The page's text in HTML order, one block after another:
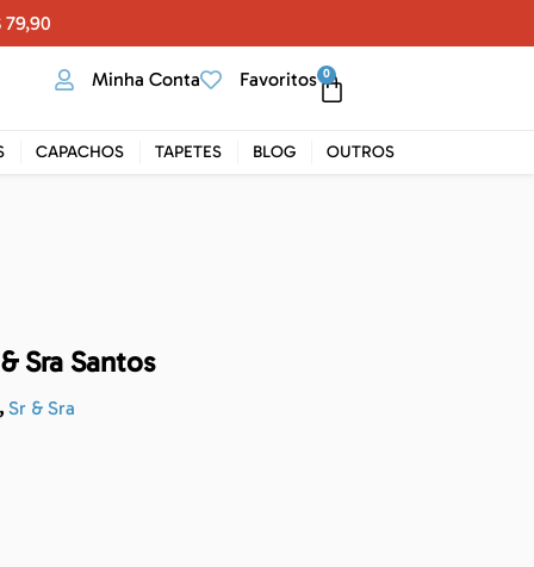
Minha Conta Favoritos 0
CAPACHOS TAPETES BLOG OUTROS
Sra Santos
, Sr & Sra